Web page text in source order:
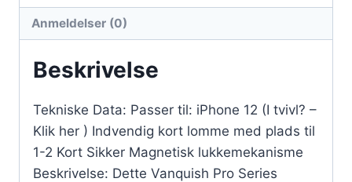
Anmeldelser (0)
Beskrivelse
Tekniske Data: Passer til: iPhone 12 (I tvivl? –
Klik her ) Indvendig kort lomme med plads til
1-2 Kort Sikker Magnetisk lukkemekanisme
Beskrivelse: Dette Vanquish Pro Series